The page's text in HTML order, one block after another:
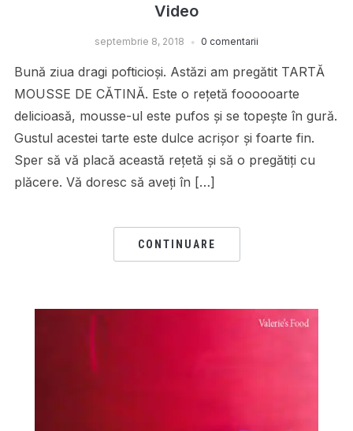
Video
septembrie 8, 2018 0 comentarii
Bună ziua dragi pofticioși. Astăzi am pregătit TARTĂ
MOUSSE DE CĂTINĂ. Este o rețetă foooooarte
delicioasă, mousse-ul este pufos și se topește în gură.
Gustul acestei tarte este dulce acrișor și foarte fin.
Sper să vă placă această rețetă și să o pregătiți cu
plăcere. Vă doresc să aveți în […]
CONTINUARE